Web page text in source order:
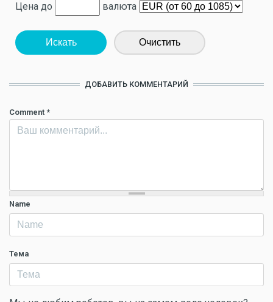
Цена до
валюта
Искать Очистить
ДОБАВИТЬ КОММЕНТАРИЙ
Comment *
Name
Тема